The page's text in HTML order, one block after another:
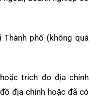
phố (không quá
trích đo địa chính
địa chính hoặc đã có